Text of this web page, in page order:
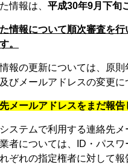
情報は、 平成30年9月下旬
情報について順次審査を
。
報の更新については、原
びメールアドレスの変更
メールアドレスをまだ報
ステムで利用する連絡先
者については、ID・パス
ぞれの指定権者に対して報